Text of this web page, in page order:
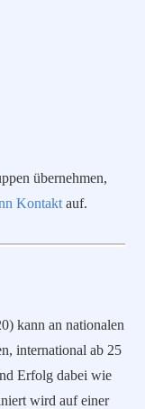
übernehmen,
Kontakt auf.
kann an nationalen
international ab 25
Erfolg dabei wie
wird auf einer